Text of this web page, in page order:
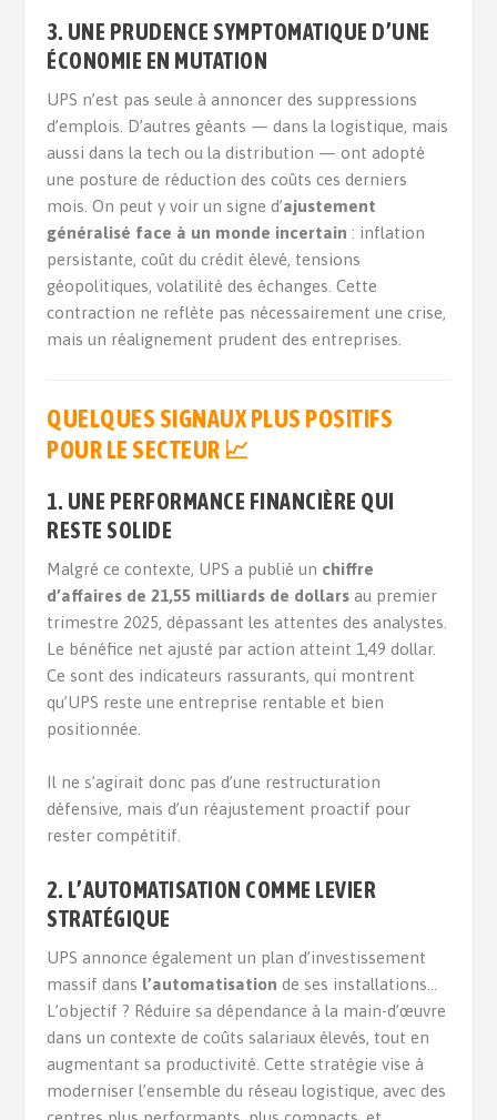
3. UNE PRUDENCE SYMPTOMATIQUE D’UNE
ÉCONOMIE EN MUTATION
UPS n’est pas seule à annoncer des suppressions
d’emplois. D’autres géants — dans la logistique, mais
aussi dans la tech ou la distribution — ont adopté
une posture de réduction des coûts ces derniers
mois. On peut y voir un signe d’ajustement
généralisé face à un monde incertain : inflation
persistante, coût du crédit élevé, tensions
géopolitiques, volatilité des échanges. Cette
contraction ne reflète pas nécessairement une crise,
mais un réalignement prudent des entreprises.
QUELQUES SIGNAUX PLUS POSITIFS
POUR LE SECTEUR 📈
1. UNE PERFORMANCE FINANCIÈRE QUI
RESTE SOLIDE
Malgré ce contexte, UPS a publié un chiffre
d’affaires de 21,55 milliards de dollars au premier
trimestre 2025, dépassant les attentes des analystes.
Le bénéfice net ajusté par action atteint 1,49 dollar.
Ce sont des indicateurs rassurants, qui montrent
qu’UPS reste une entreprise rentable et bien
positionnée.
Il ne s’agirait donc pas d’une restructuration
défensive, mais d’un réajustement proactif pour
rester compétitif.
2. L’AUTOMATISATION COMME LEVIER
STRATÉGIQUE
UPS annonce également un plan d’investissement
massif dans l’automatisation de ses installations…
L’objectif ? Réduire sa dépendance à la main-d’œuvre
dans un contexte de coûts salariaux élevés, tout en
augmentant sa productivité. Cette stratégie vise à
moderniser l’ensemble du réseau logistique, avec des